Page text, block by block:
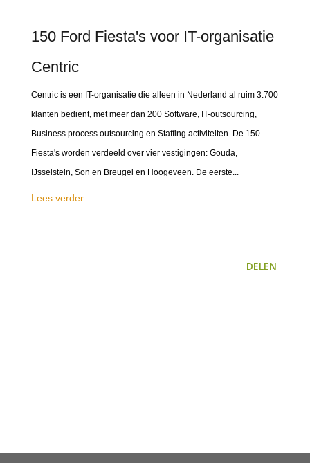
150 Ford Fiesta's voor IT-organisatie
Centric
Centric is een IT-organisatie die alleen in Nederland al ruim 3.700
klanten bedient, met meer dan 200 Software, IT-outsourcing,
Business process outsourcing en Staffing activiteiten. De 150
Fiesta's worden verdeeld over vier vestigingen: Gouda,
IJsselstein, Son en Breugel en Hoogeveen. De eerste...
Lees verder
DELEN